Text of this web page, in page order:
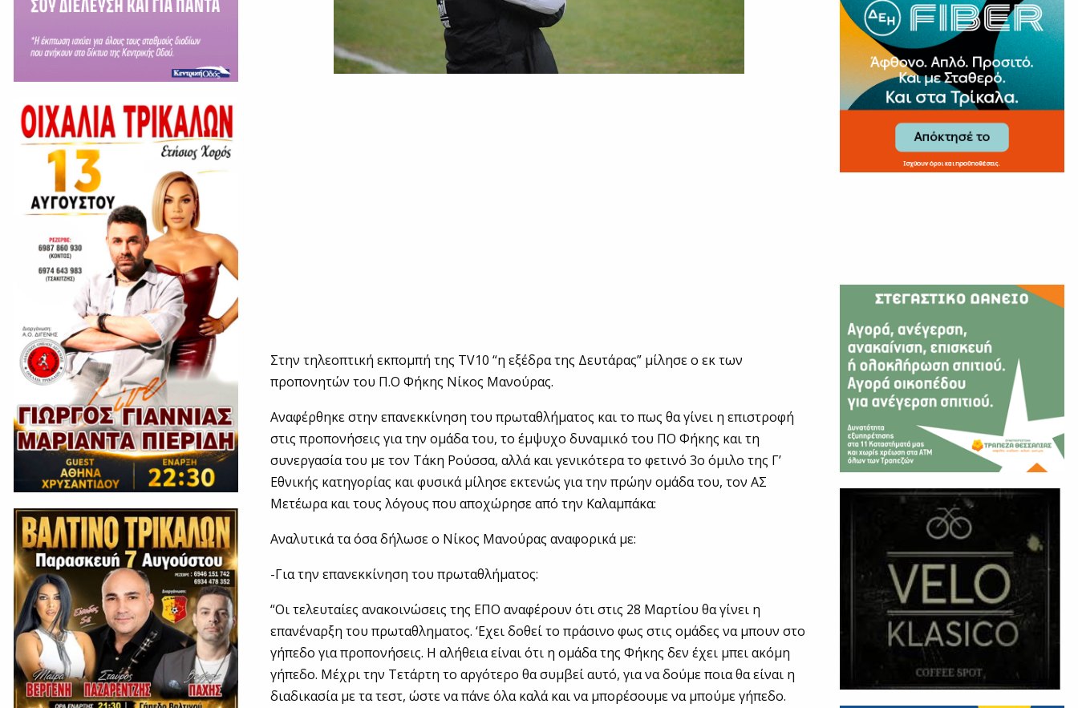
Στην τηλεοπτική εκπομπή της TV10 “η εξέδρα της Δευτάρας” μίλησε ο εκ των
προπονητών του Π.Ο Φήκης Νίκος Μανούρας.
Αναφέρθηκε στην επανεκκίνηση του πρωταθλήματος και το πως θα γίνει η επιστροφή
στις προπονήσεις για την ομάδα του, το έμψυχο δυναμικό του ΠΟ Φήκης και τη
συνεργασία του με τον Τάκη Ρούσσα, αλλά και γενικότερα το φετινό 3ο όμιλο της Γ’
Εθνικής κατηγορίας και φυσικά μίλησε εκτενώς για την πρώην ομάδα του, τον ΑΣ
Μετέωρα και τους λόγους που αποχώρησε από την Καλαμπάκα:
Αναλυτικά τα όσα δήλωσε ο Νίκος Μανούρας αναφορικά με:
-Για την επανεκκίνηση του πρωταθλήματος:
“Οι τελευταίες ανακοινώσεις της ΕΠΟ αναφέρουν ότι στις 28 Μαρτίου θα γίνει η
επανέναρξη του πρωταθληματος. ‘Εχει δοθεί το πράσινο φως στις ομάδες να μπουν στο
γήπεδο για προπονήσεις. Η αλήθεια είναι ότι η ομάδα της Φήκης δεν έχει μπει ακόμη
γήπεδο. Μέχρι την Τετάρτη το αργότερο θα συμβεί αυτό, για να δούμε ποια θα είναι η
διαδικασία με τα τεστ, ώστε να πάνε όλα καλά και να μπορέσουμε να μπούμε γήπεδο.